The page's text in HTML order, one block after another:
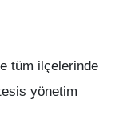
tüm ilçelerinde
yönetim